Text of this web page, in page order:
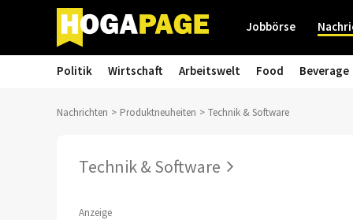
Jobbörse
Politik Wirtschaft Arbeitswelt Food Beverage
Nachrichten Produktneuheiten Technik & Software
Technik & Software
Anzeige